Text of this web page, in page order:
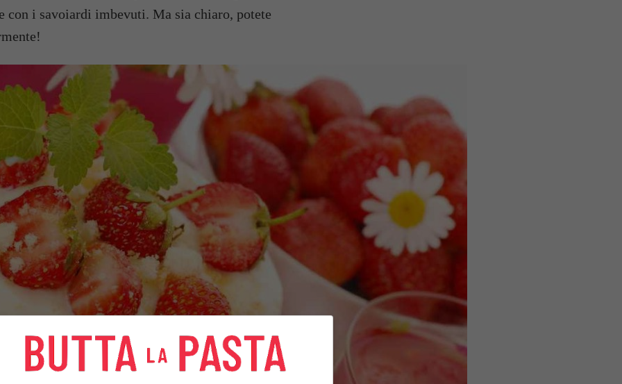
con i savoiardi imbevuti. Ma sia chiaro, potete